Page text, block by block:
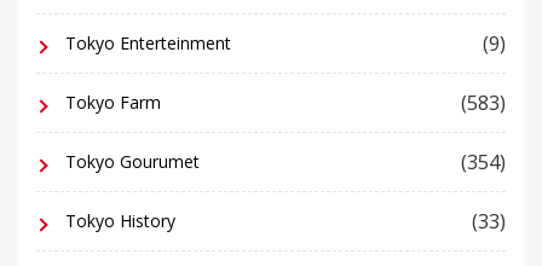
Tokyo Enterteinment (9)
Tokyo Farm (583)
Tokyo Gourumet (354)
Tokyo History (33)